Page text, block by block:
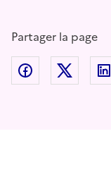
Partager la page
Partager sur